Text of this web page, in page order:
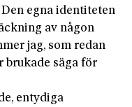
egna identiteten
av någon
jag, som redan
brukade säga för
entydiga